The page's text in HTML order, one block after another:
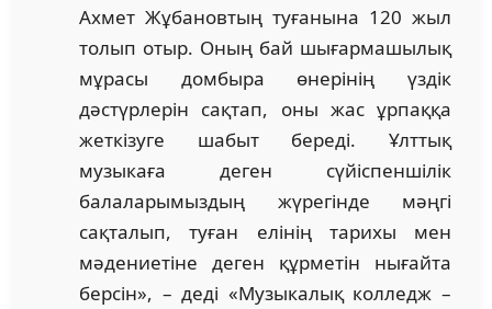
Ахмет Жұбановтың туғанына 120 жыл
толып отыр. Оның бай шығармашылық
мұрасы домбыра өнерінің үздік
дәстүрлерін сақтап, оны жас ұрпаққа
жеткізуге шабыт береді. Ұлттық
музыкаға деген сүйіспеншілік
балаларымыздың жүрегінде мәңгі
сақталып, туған елінің тарихы мен
мәдениетіне деген құрметін нығайта
берсін», – деді «Музыкалық колледж –